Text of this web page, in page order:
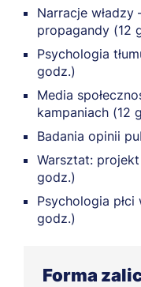
Narracje
propagandy (12
Psychologia
godz.)
Media
kampaniach (12
Badania opinii
Warsztat:
godz.)
Psychologia
godz.)
Forma